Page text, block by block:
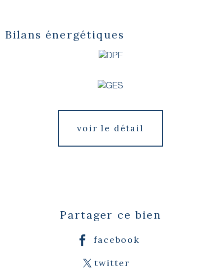
Bilans énergétiques
voir le détail
Partager ce bien
facebook
twitter